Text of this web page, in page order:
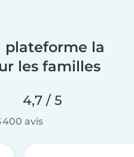
plateforme la
les familles
4,7 / 5
400 avis